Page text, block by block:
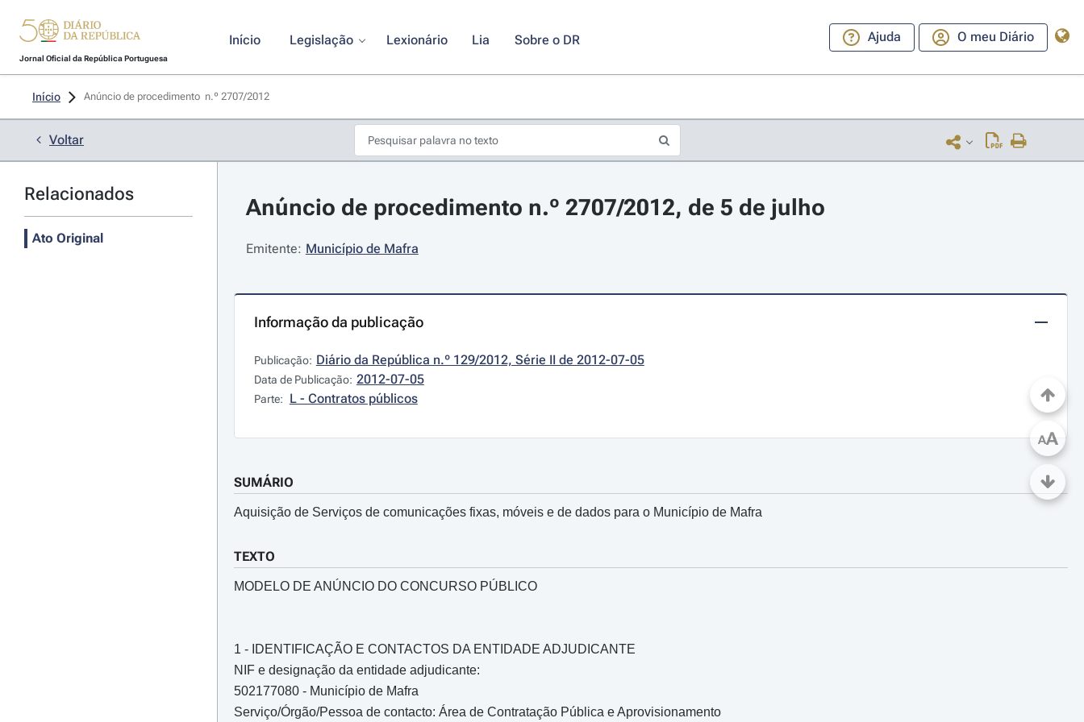
Jornal Oficial da República Portuguesa
Início Legislação Lexionário Lia Sobre o DR Ajuda O meu Diário
Início Anúncio de procedimento  n.º 2707/2012
Voltar
Relacionados
Ato Original
Anúncio de procedimento n.º 2707/2012, de 5 de julho
Emitente: Município de Mafra
Informação da publicação
Publicação: Diário da República n.º 129/2012, Série II de 2012-07-05
Data de Publicação: 2012-07-05
Parte: L - Contratos públicos
SUMÁRIO
Aquisição de Serviços de comunicações fixas, móveis e de dados para o Município de Mafra
TEXTO
MODELO DE ANÚNCIO DO CONCURSO PÚBLICO
1 - IDENTIFICAÇÃO E CONTACTOS DA ENTIDADE ADJUDICANTE
NIF e designação da entidade adjudicante:
502177080 - Município de Mafra
Serviço/Órgão/Pessoa de contacto: Área de Contratação Pública e Aprovisionamento
AA